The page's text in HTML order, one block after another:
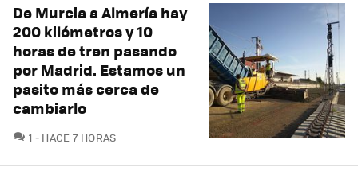
De Murcia a Almería hay
200 kilómetros y 10
horas de tren pasando
por Madrid. Estamos un
pasito más cerca de
cambiarlo
1 COMENTARIOS
HACE 7 HORAS